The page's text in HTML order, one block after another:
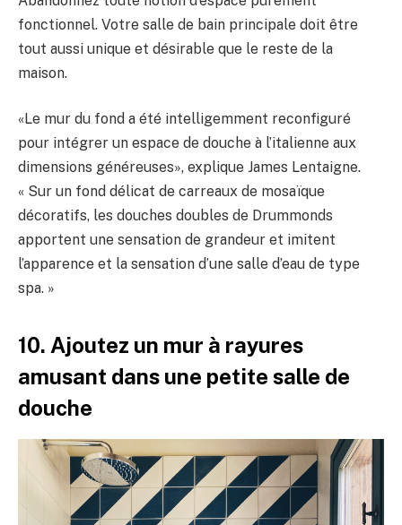
fonctionnel. Votre salle de bain principale doit être
tout aussi unique et désirable que le reste de la
maison.
«Le mur du fond a été intelligemment reconfiguré
pour intégrer un espace de douche à l’italienne aux
dimensions généreuses», explique James Lentaigne.
« Sur un fond délicat de carreaux de mosaïque
décoratifs, les douches doubles de Drummonds
apportent une sensation de grandeur et imitent
l’apparence et la sensation d’une salle d’eau de type
spa. »
10. Ajoutez un mur à rayures
amusant dans une petite salle de
douche